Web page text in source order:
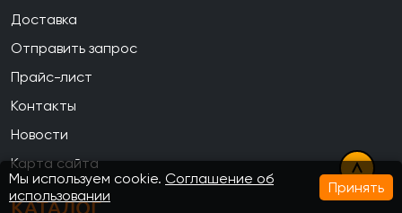
Доставка
Отправить запрос
Прайс-лист
Контакты
Новости
Карта сайта
КАТАЛОГ
Мы используем cookie. Соглашение об
использовании
Принять